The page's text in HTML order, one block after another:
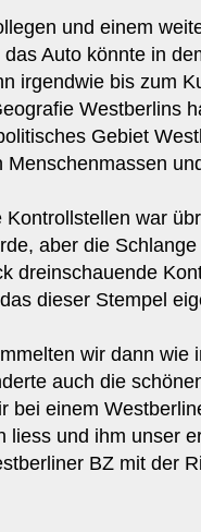
und einem
Auto könnte in
irgendwie bis zum
Westberlins
Gebiet
war
aber die
dreinschauende
dieser Stempel
wir dann
auch die
bei einem
liess und ihm unser
BZ mit der